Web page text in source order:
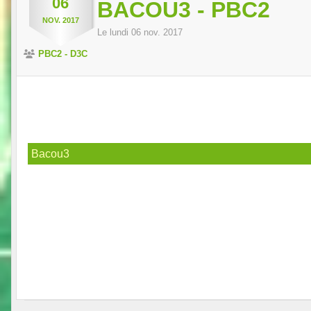
NOV. 2017 BACOU3 - PBC2
Le lundi 06 nov. 2017
PBC2 - D3C
Bacou3